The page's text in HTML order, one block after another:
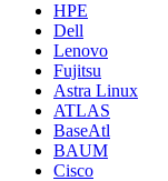
HPE
Dell
Lenovo
Fujitsu
Astra Linux
ATLAS
BaseAtl
BAUM
Cisco